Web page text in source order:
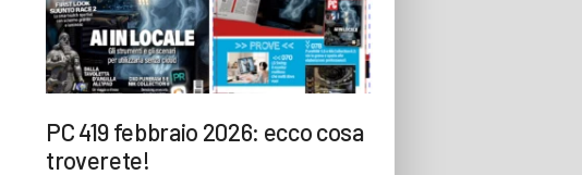
PC 419 febbraio 2026: ecco cosa
troverete!